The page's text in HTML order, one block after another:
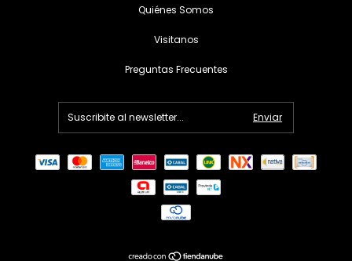
Quiénes Somos
Visitanos
Preguntas Frecuentes